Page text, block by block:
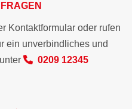
Kontaktformular oder rufen
ein unverbindliches und
0209 12345